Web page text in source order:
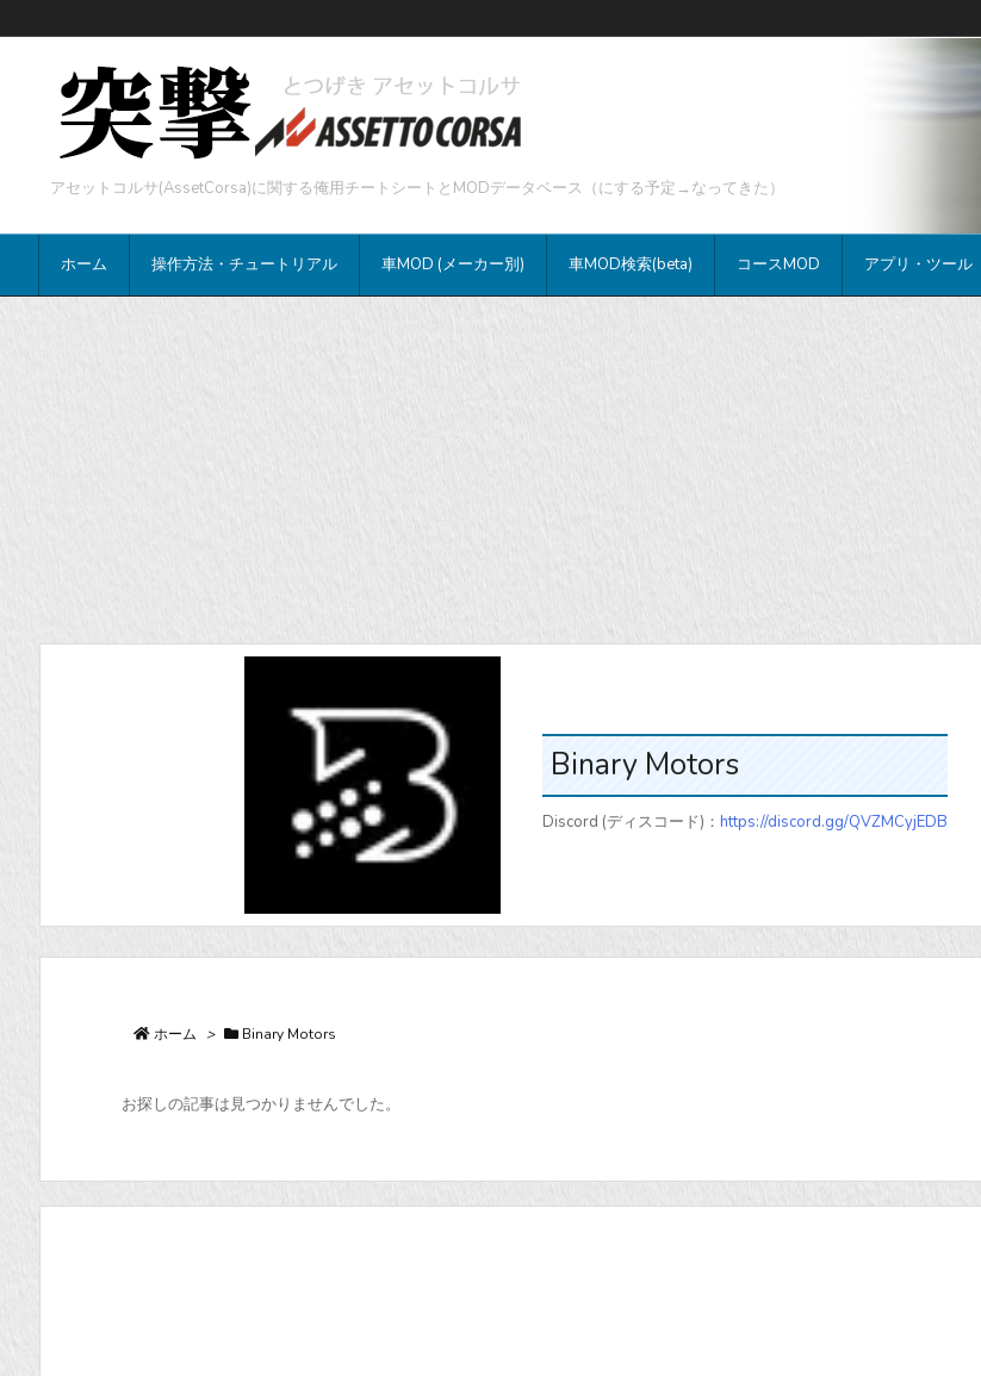
アセットコルサ(AssetCorsa)に関する俺用チートシートとMODデータベース（にする予定→なってきた）
ホーム 操作方法・チュートリアル 車MOD (メーカー別) 車MOD検索(beta) コースMOD アプリ・ツール
Binary Motors
Discord (ディスコード)：https://discord.gg/QVZMCyjEDB
ホーム > Binary Motors
お探しの記事は見つかりませんでした。